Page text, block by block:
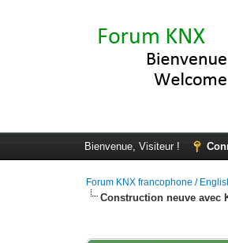
Bienvenue, Visiteur !
Forum KNX francophone /
Construction neuve avec